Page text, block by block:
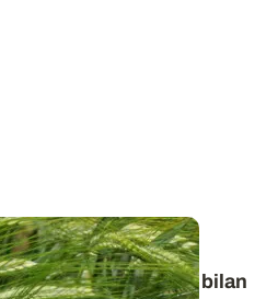
à l’automne: bilan